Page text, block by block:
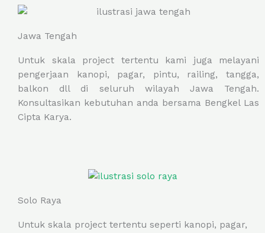
Jawa Tengah
Untuk skala project tertentu kami juga melayani
pengerjaan kanopi, pagar, pintu, railing, tangga,
balkon dll di seluruh wilayah Jawa Tengah.
Konsultasikan kebutuhan anda bersama Bengkel Las
Cipta Karya.
Solo Raya
Untuk skala project tertentu seperti kanopi, pagar,